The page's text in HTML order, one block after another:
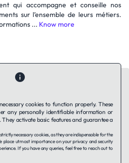
qui accompagne et conseille nos
sur l’ensemble de leurs métiers.
... Know more
using TAFFinPrivacy Policy
LinkedIn
cookies to function properly. These
any personally identifiable information or
activate basic features and guarantee a
necessary cookies, as they are indispensable for the
place utmost importance on your privacy and security
If you have any queries, feel free to reach out to